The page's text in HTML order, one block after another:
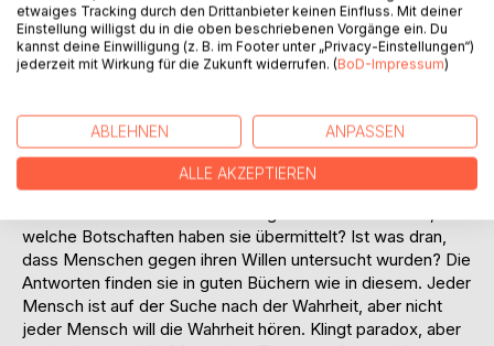
Mythen, Schriften und archäologische Funde aus grauer
Vorzeit weisen darauf hin, dass die Menschen schon immer
von Außerirdischen besucht worden sind. Einst waren es
sind nicht allein im Universum. In unserer Zeit gibt es
unzählige Zeugenaussagen über die Besucher aus dem All.
Außerirdische arbeiten schon lange mit den Regierungen
und den Militär zusammen. Landen wirklich UFO‘s auf der
welche Botschaften haben sie übermittelt? Ist was dran,
dass Menschen gegen ihren Willen untersucht wurden? Die
Antworten finden sie in guten Büchern wie in diesem. Jeder
Mensch ist auf der Suche nach der Wahrheit, aber nicht
jeder Mensch will die Wahrheit hören. Klingt paradox, aber
etwaiges Tracking durch den Drittanbieter keinen Einfluss. Mit deiner
Einstellung willigst du in die oben beschriebenen Vorgänge ein. Du
kannst deine Einwilligung (z. B. im Footer unter „Privacy-Einstellungen“)
jederzeit mit Wirkung für die Zukunft widerrufen. (BoD-Impressum)
ABLEHNEN ANPASSEN
ALLE AKZEPTIEREN